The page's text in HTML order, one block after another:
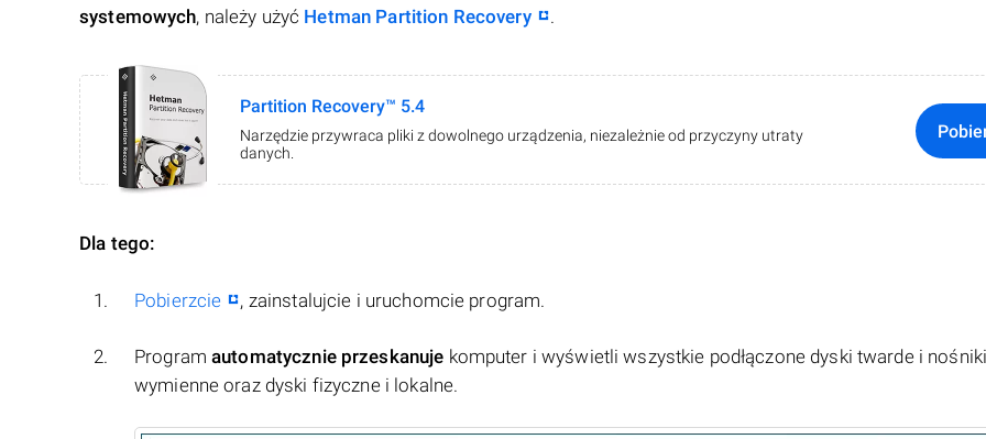
systemowych, należy użyć Hetman Partition Recovery .
Partition Recovery™ 5.4
Narzędzie przywraca pliki z dowolnego urządzenia, niezależnie od przyczyny utraty
danych.
Dla tego:
Pobierzcie , zainstalujcie i uruchomcie program.
Programautomatycznie przeskanuje komputer i wyświetli wszystkie podłączone dyski twarde i
wymienne oraz dyski fizyczne i lokalne.